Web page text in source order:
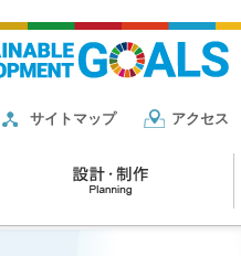
サイトマップ アクセス